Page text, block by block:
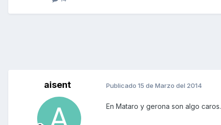
aisent Publicado 15 de Marzo del 2014
En Mataro y gerona son algo caros.